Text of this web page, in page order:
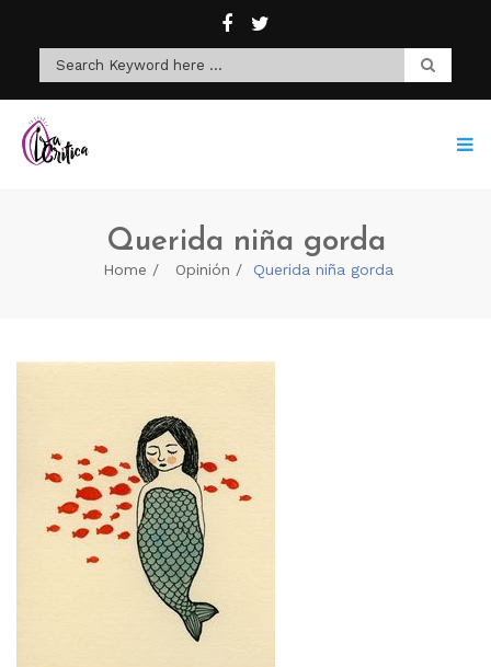
Querida niña gorda
Home Opinión Querida niña gorda